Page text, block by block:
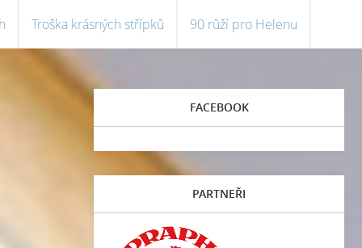
Troška krásných střípků 90 růží pro Helenu
FACEBOOK
PARTNEŘI